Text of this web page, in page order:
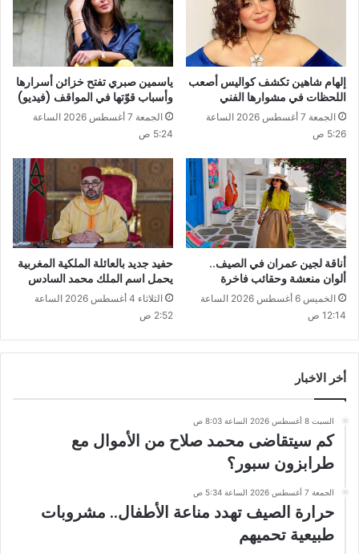
إلهام شاهين تكشف كواليس أصعب
اللحظات في مشوارها الفني
الجمعة 7 أغسطس 2026 الساعة
5:26 ص
ياسمين صبري تفتح خزائن أسرارها
وأسباب قوّتها في المواقف (فيديو)
الجمعة 7 أغسطس 2026 الساعة
5:24 ص
أناقة لجين عمران في الصيف..
ألوان منعشة وحقائب فاخرة
الخميس 6 أغسطس 2026 الساعة
12:14 ص
حفيد جديد بالعائلة الملكية المغربية
يحمل اسم الملك محمد السادس
الثلاثاء 4 أغسطس 2026 الساعة
2:52 ص
أخر الاخبار
السبت 8 أغسطس 2026 الساعة 8:03 ص
كم سيتقاضى محمد صلاح من الأموال مع
طرابزون سبور؟
الجمعة 7 أغسطس 2026 الساعة 5:34 ص
حرارة الصيف تهدد مناعة الأطفال.. مشروبات
طبيعية تحميهم